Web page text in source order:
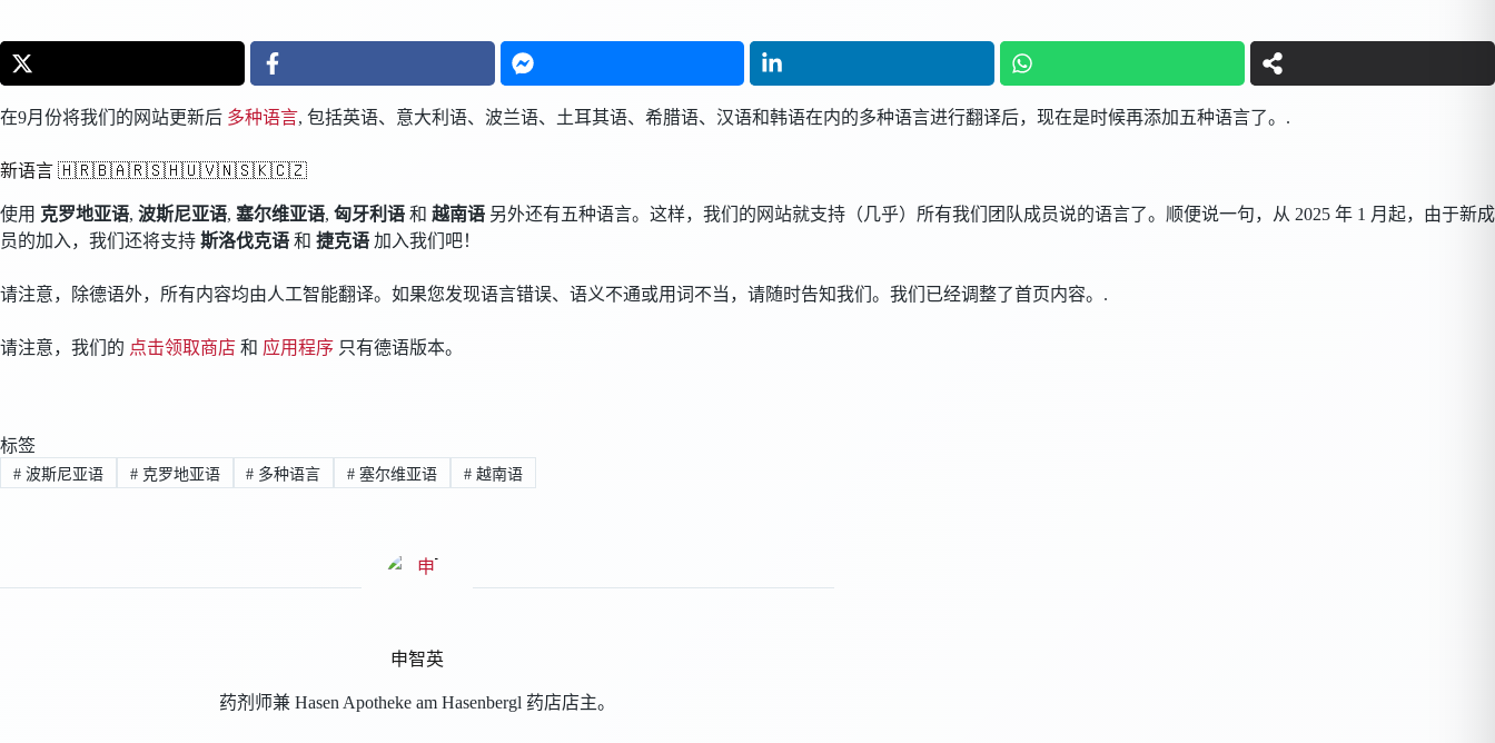
在9月份将我们的网站更新后 多种语言, 包括英语、意大利语、波兰语、土耳其语、希腊语、汉语和韩语在内的多种语言进行翻译后，现在是时候再添加五种语言了。.
新语言 🇭🇷🇧🇦🇷🇸🇭🇺🇻🇳🇸🇰🇨🇿
使用 克罗地亚语, 波斯尼亚语, 塞尔维亚语, 匈牙利语 和 越南语 另外还有五种语言。这样，我们的网站就支持（几乎）所有我们团队成员说的语言了。顺便说一句，从 2025 年 1 月起，由于新成
员的加入，我们还将支持 斯洛伐克语 和 捷克语 加入我们吧！
请注意，除德语外，所有内容均由人工智能翻译。如果您发现语言错误、语义不通或用词不当，请随时告知我们。我们已经调整了首页内容。.
请注意，我们的 点击领取商店 和 应用程序 只有德语版本。
标签
#波斯尼亚语 #克罗地亚语 # 多种语言 # 塞尔维亚语 # 越南语
申智英
药剂师兼 Hasen Apotheke am Hasenbergl 药店店主。